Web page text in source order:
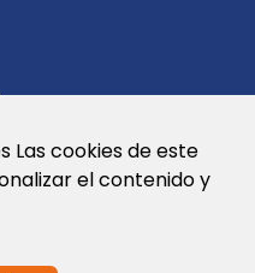
de Uso de la
Las cookies de este
el contenido y